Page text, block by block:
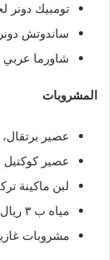
تومبيك دونر لحم
ساندوتش دونر
شاورما عربي
المشروبات
عصير برتقال،
عصير كوكتيل ب ٢٠
لبن ماكينة تركي ب
مياه ب ٣ ريال
مشروبات غازية ب